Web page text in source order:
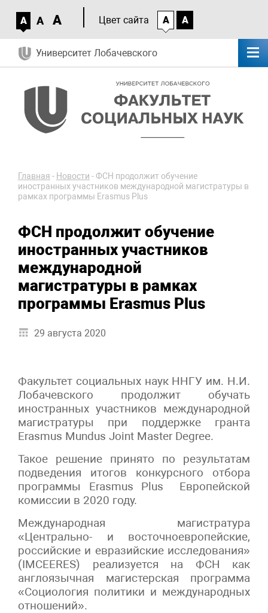
A A A Цвет сайта A A
Университет Лобачевского
Главная - Новости -ФСН продолжит обучение
иностранных участников международной магистратуры в
рамках программы Erasmus Plus
ФСН продолжит обучение
иностранных участников
международной
магистратуры в рамках
программы Erasmus Plus
29 августа 2020
Факультет социальных наук ННГУ им. Н.И.
Лобачевского продолжит обучать
иностранных участников международной
магистратуры при поддержке гранта
Erasmus Mundus Joint Master Degree.
Такое решение принято по результатам
подведения итогов конкурсного отбора
программы Erasmus Plus Европейской
комиссии в 2020 году.
Международная магистратура
«Центрально- и восточноевропейские,
российские и евразийские исследования»
(IMCEERES) реализуется на ФСН как
англоязычная магистерская программа
«Социология политики и международных
отношений».